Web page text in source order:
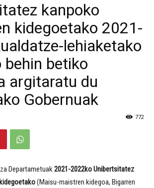
kanpoko
kidegoetako 2021-
lehiaketako
behin betiko
argitaratu du
Gobernuak
772
Departametuak2021-2022koUnibertsitatez
(Maisu-maistren kidegoa, Bigarren